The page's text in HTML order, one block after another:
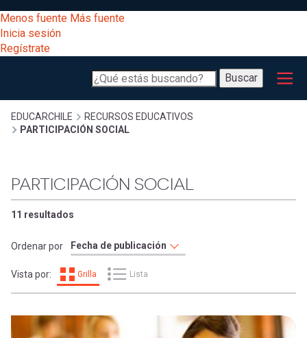
al
contenido
principal
[Educarchile
Escritorio]
entrar
a
mi
cuenta
Menos fuente Más fuente
Inicia sesión
Regístrate
Buscar
Buscar
Menú
principal
Desarrollo
Expand
Gestión
Comunidad
Expand
Exploración
[Educarchile
sesión
Regístrate
Sobrescribir
enlaces
de
ayuda
a
EDUCARCHILE
RECURSOS EDUCATIVOS
PARTICIPACIÓN SOCIAL
PARTICIPACIÓN SOCIAL
11 resultados
Ordenar por
Vista por: Grilla Lista
registrarte.